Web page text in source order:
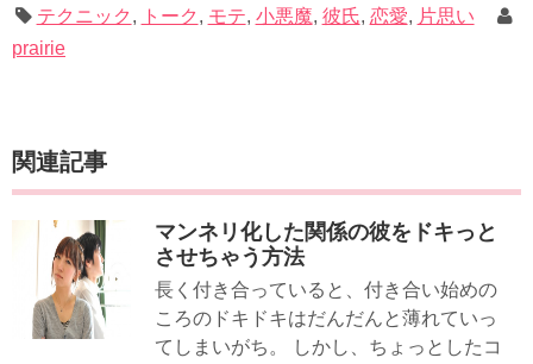
テクニック , トーク , モテ, 小悪魔, 彼氏, 恋愛, 片思い
prairie
関連記事
マンネリ化した関係の彼をドキっと
させちゃう方法
長く付き合っていると、付き合い始めの
ころのドキドキはだんだんと薄れていっ
てしまいがち。 しかし、ちょっとしたコ